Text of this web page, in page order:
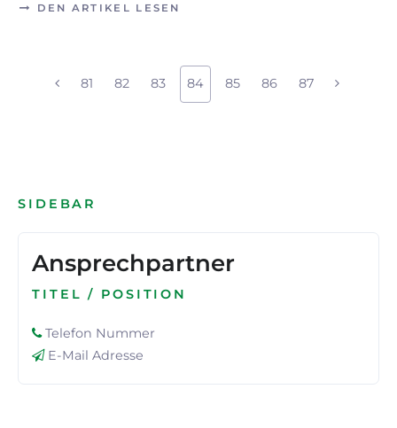
DEN ARTIKEL LESEN
81 82 83 84 85 86 87
SIDEBAR
Ansprechpartner
TITEL / POSITION
Telefon Nummer
E-Mail Adresse